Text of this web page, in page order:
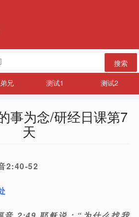
搜索
兄 测试1 测试2
事为念/研经日课第7
天
2:40-52